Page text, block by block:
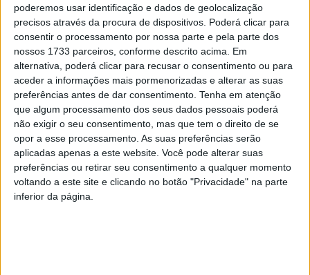
poderemos usar identificação e dados de geolocalização
precisos através da procura de dispositivos. Poderá clicar para
consentir o processamento por nossa parte e pela parte dos
nossos 1733 parceiros, conforme descrito acima. Em
alternativa, poderá clicar para recusar o consentimento ou para
aceder a informações mais pormenorizadas e alterar as suas
preferências antes de dar consentimento. Tenha em atenção
que algum processamento dos seus dados pessoais poderá
não exigir o seu consentimento, mas que tem o direito de se
opor a esse processamento. As suas preferências serão
aplicadas apenas a este website. Você pode alterar suas
preferências ou retirar seu consentimento a qualquer momento
voltando a este site e clicando no botão "Privacidade" na parte
inferior da página.
cronometrados e as duas primeiras corridas de
qualificação.
No domingo, 16 de novembro
, disputam-se a terceira
qualificação, as meias-finais e as finais que determinarão
os vencedores da Taça de Portugal.
Esta e outras notícias para ouvir na Estação Diária – 96.8
FM ou emwww.968.fm.
Pub